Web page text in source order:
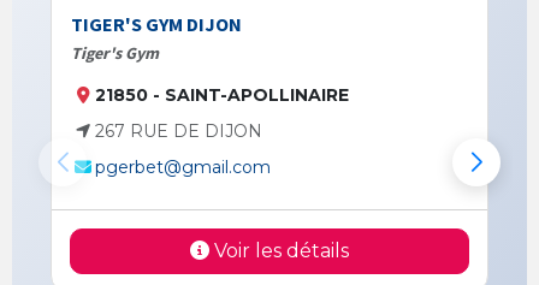
TIGER'S GYM DIJON
Tiger's Gym
21850 - SAINT-APOLLINAIRE
267 RUE DE DIJON
pgerbet@gmail.com
Voir les détails